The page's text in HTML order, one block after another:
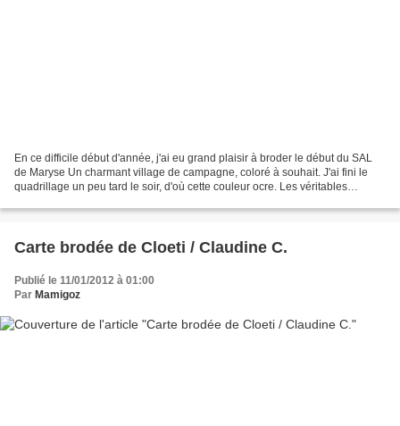
En ce difficile début d'année, j'ai eu grand plaisir à broder le début du SAL
de Maryse Un charmant village de campagne, coloré à souhait. J'ai fini le
quadrillage un peu tard le soir, d'où cette couleur ocre. Les véritables
Carte brodée de Cloeti / Claudine C.
Publié le 11/01/2012 à 01:00
Par Mamigoz